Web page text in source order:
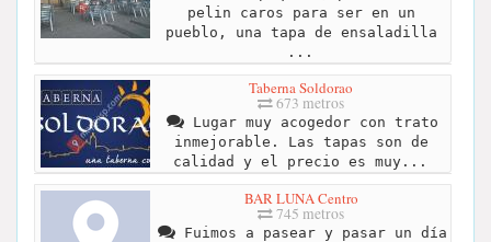
pelin caros para ser en un
pueblo, una tapa de ensaladilla
...
Taberna Soldorao
673 metros
Lugar muy acogedor con trato
inmejorable. Las tapas son de
calidad y el precio es muy...
BAR LUNA Centro
745 metros
Fuimos a pasear y pasar un día